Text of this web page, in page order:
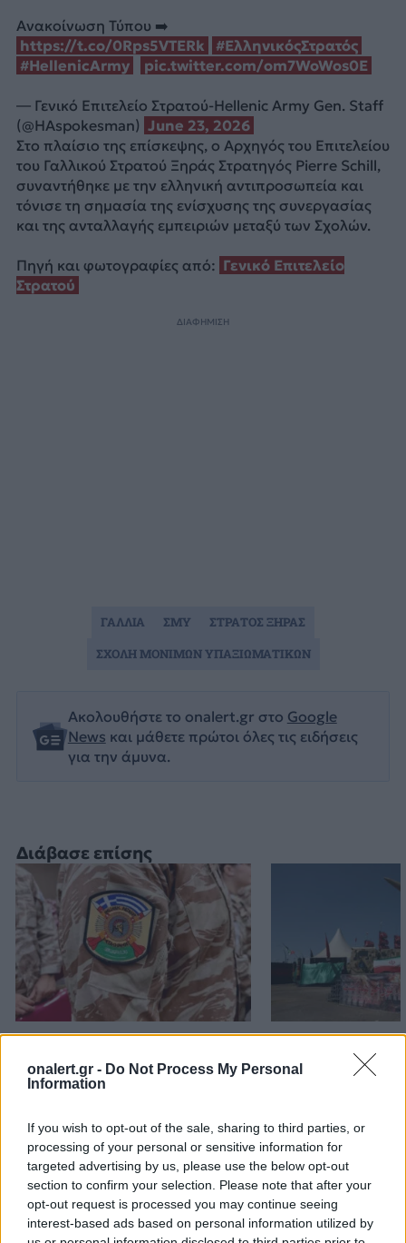
onalert.gr - Do Not Process My Personal
Information
If you wish to opt-out of the sale, sharing to third parties, or
processing of your personal or sensitive information for
targeted advertising by us, please use the below opt-out
section to confirm your selection. Please note that after your
opt-out request is processed you may continue seeing
interest-based ads based on personal information utilized by
Διάβασε επίσης
Patriot στη Σαουδική
Αραβία: Η στρατηγική της
Αθήνας απέναντι στον
Συμμαχίες με Ισραήλ,
Ινδία και Εμιράτα
Ιράν: Οι πέντε
όροι που
Aνακοίνωση Τύπου ➡️
https://t.co/0Rps5VTERk
#ΕλληνικόςΣτρατός
#HellenicArmy
pic.twitter.com/om7WoWos0E
— Γενικό Επιτελείο Στρατού-Hellenic Army Gen. Staff
(@HAspokesman) June 23, 2026
Στο πλαίσιο της επίσκεψης, ο Αρχηγός του Επιτελείου
του Γαλλικού Στρατού Ξηράς Στρατηγός Pierre Schill,
συναντήθηκε με την ελληνική αντιπροσωπεία και
τόνισε τη σημασία της ενίσχυσης της συνεργασίας
και της ανταλλαγής εμπειριών μεταξύ των Σχολών.
Πηγή και φωτογραφίες από: Γενικό Επιτελείο
Στρατού
ΔΙΑΦΗΜΙΣΗ
Ακολουθήστε το onalert.gr στο Google
News και μάθετε πρώτοι όλες τις ειδήσεις
για την άμυνα.
ΓΑΛΛΙΑ ΣΜΥ
ΣΤΡΑΤΟΣ ΞΗΡΑΣ
ΣΧΟΛΗ ΜΟΝΙΜΩΝ ΥΠΑΞΙΩΜΑΤΙΚΩΝ
ΔΙΑΦΗΜΙΣΗ